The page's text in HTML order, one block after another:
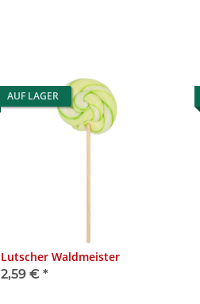
AUF LAGER
Lutscher Waldmeister
2,59 € *